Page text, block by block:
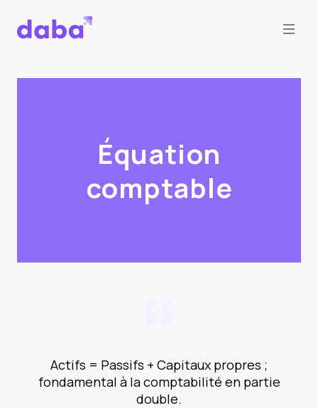
Équation
comptable
Actifs = Passifs + Capitaux propres ;
fondamental à la comptabilité en partie
double.